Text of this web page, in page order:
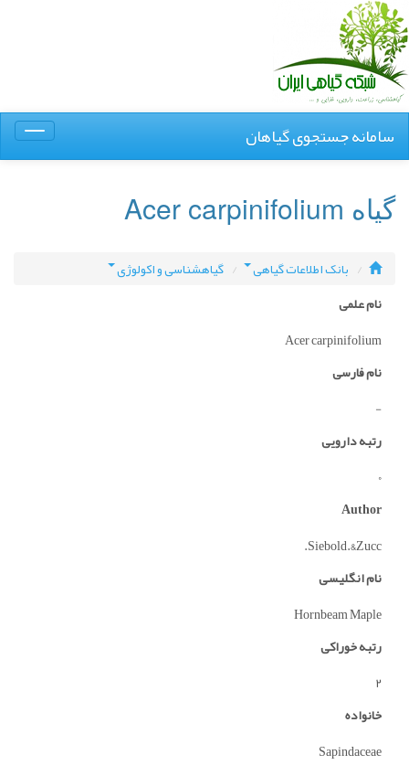
سامانه جستجوی گیاهان Toggle
گیاه Acer carpinifolium
بانک اطلاعات گیاهی
گیاهشناسی و اکولوژی
نام علمی
Acer carpinifolium
نام فارسی
-
رتبه دارویی
0
Author
Siebold.&Zucc.
نام انگلیسی
Hornbeam Maple
رتبه خوراکی
2
خانواده
Sapindaceae